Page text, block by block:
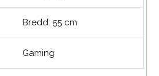
Bredd: 55 cm
Gaming